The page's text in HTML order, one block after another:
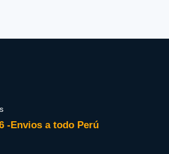
-Envios a todo Perú